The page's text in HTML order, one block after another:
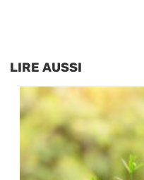
LIRE AUSSI